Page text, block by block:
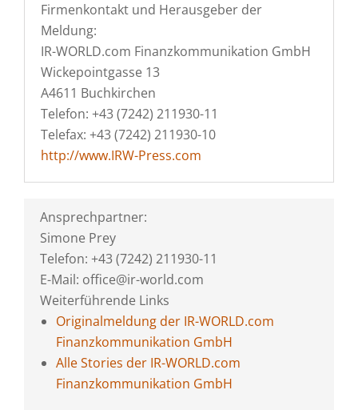
Firmenkontakt und Herausgeber der
Meldung:
IR-WORLD.com Finanzkommunikation GmbH
Wickepointgasse 13
A4611 Buchkirchen
Telefon: +43 (7242) 211930-11
Telefax: +43 (7242) 211930-10
http://www.IRW-Press.com
Ansprechpartner:
Simone Prey
Telefon: +43 (7242) 211930-11
E-Mail: office@ir-world.com
Weiterführende Links
Originalmeldung der IR-WORLD.com
Finanzkommunikation GmbH
Alle Stories der IR-WORLD.com
Finanzkommunikation GmbH